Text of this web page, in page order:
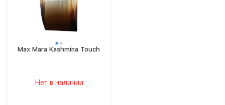
Max Mara Kashmina Touch
Нет в наличии